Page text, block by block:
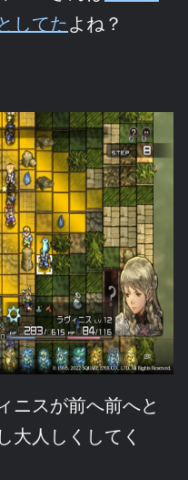
してたよね？
ニスが前へ前へと
大人しくしてく